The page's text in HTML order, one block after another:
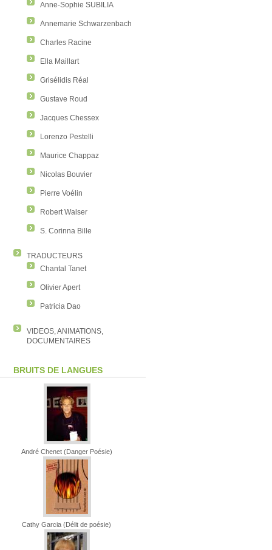
Anne-Sophie SUBILIA
Annemarie Schwarzenbach
Charles Racine
Ella Maillart
Grisélidis Réal
Gustave Roud
Jacques Chessex
Lorenzo Pestelli
Maurice Chappaz
Nicolas Bouvier
Pierre Voélin
Robert Walser
S. Corinna Bille
TRADUCTEURS
Chantal Tanet
Olivier Apert
Patricia Dao
VIDEOS, ANIMATIONS,
DOCUMENTAIRES
BRUITS DE LANGUES
André Chenet (Danger Poésie)
Cathy Garcia (Délit de poésie)